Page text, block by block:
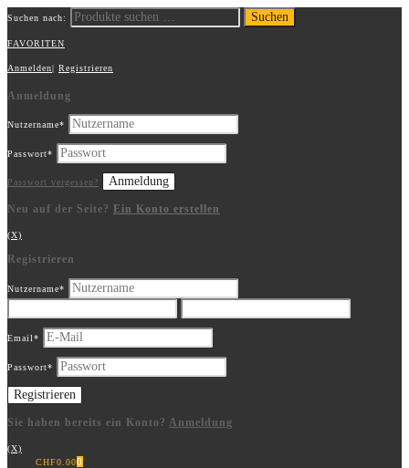
Suchen nach: Suchen
FAVORITEN
Anmelden| Registrieren
Anmeldung
Nutzername*
Passwort*
Passwort vergessen?
Neu auf der Seite? Ein Konto erstellen
(X)
Registrieren
Nutzername*
Email*
Passwort*
Sie haben bereits ein Konto? Anmeldung
(X)
CHF0.000